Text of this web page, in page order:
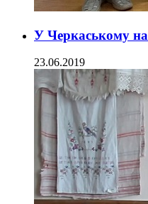
У Черкаському
23.06.2019